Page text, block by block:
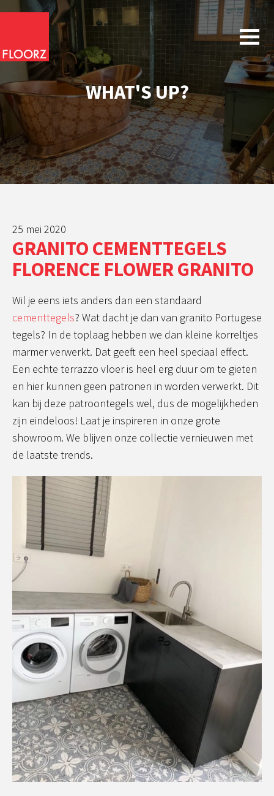
WHAT'S UP?
25 mei 2020
GRANITO CEMENTTEGELS
FLORENCE FLOWER GRANITO
Wil je eens iets anders dan een standaard
cementtegels? Wat dacht je dan van granito Portugese
tegels? In de toplaag hebben we dan kleine korreltjes
marmer verwerkt. Dat geeft een heel speciaal effect.
Een echte terrazzo vloer is heel erg duur om te gieten
en hier kunnen geen patronen in worden verwerkt. Dit
kan bij deze patroontegels wel, dus de mogelijkheden
zijn eindeloos! Laat je inspireren in onze grote
showroom. We blijven onze collectie vernieuwen met
de laatste trends.